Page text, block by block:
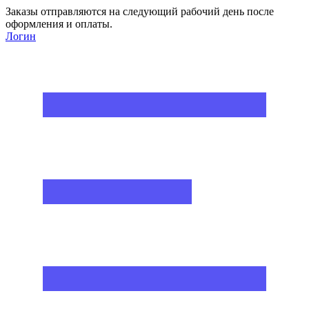
Заказы отправляются на следующий рабочий день после
оформления и оплаты.
Логин